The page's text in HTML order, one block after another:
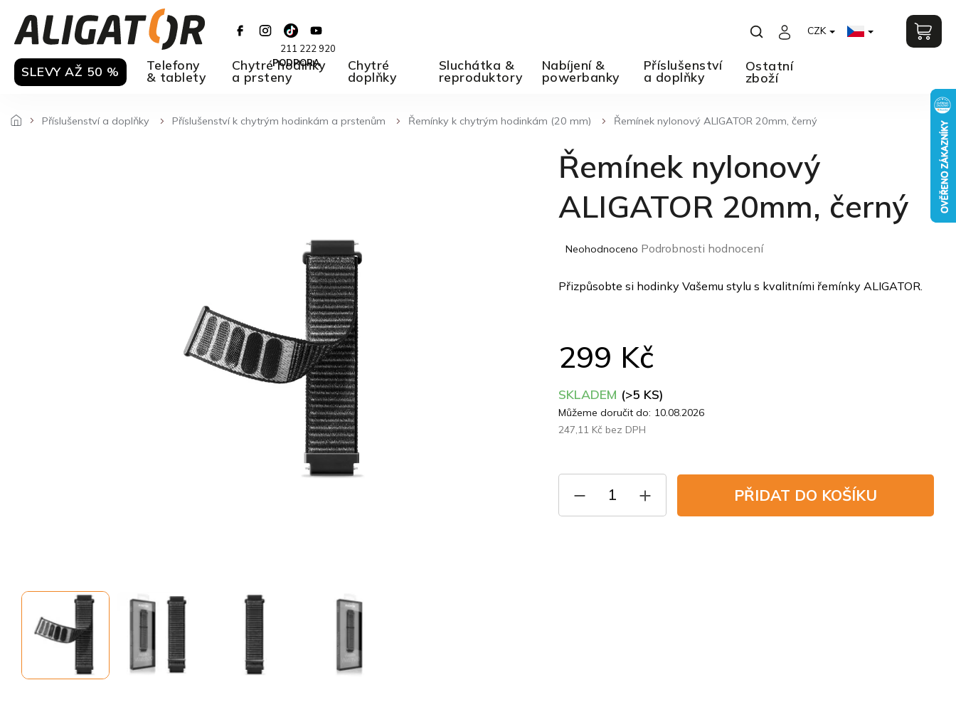
obsah
211 222 920
PODPORA
CZK
SLEVY AŽ 50 % Telefony
& tablety
Chytré hodinky
a prsteny
Chytré
doplňky
Sluchátka &
reproduktory
Nabíjení &
powerbanky
Příslušenství
a doplňky
Ostatní
zboží
Příslušenství a doplňky Příslušenství k chytrým hodinkám a prstenům Řemínky k chytrým hodinkám (20 mm) Řemínek nylonový ALIGATOR 20mm, černý
Řemínek nylonový
ALIGATOR 20mm, černý
Průměrné
produktu
je
hvězdiček.
Neohodnoceno Podrobnosti hodnocení
299 Kč
SKLADEM (>5 KS)
Můžeme doručit do: 10.08.2026
247,11 Kč bez DPH
PŘIDAT DO KOŠÍKU
Přizpůsobte si hodinky Vašemu stylu s kvalitními řemínky ALIGATOR.